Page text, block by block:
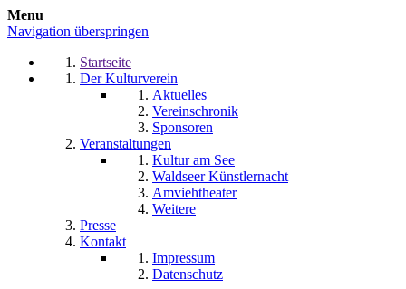
Menu
Navigation überspringen
Startseite
Der Kulturverein
Aktuelles
Vereinschronik
Sponsoren
Veranstaltungen
Kultur am See
Waldseer Künstlernacht
Amviehtheater
Weitere
Presse
Kontakt
Impressum
Datenschutz